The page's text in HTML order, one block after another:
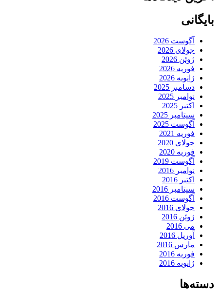
بایگانی
آگوست 2026
جولای 2026
ژوئن 2026
فوریه 2026
ژانویه 2026
دسامبر 2025
نوامبر 2025
اکتبر 2025
سپتامبر 2025
آگوست 2025
فوریه 2021
جولای 2020
فوریه 2020
آگوست 2019
نوامبر 2016
اکتبر 2016
سپتامبر 2016
آگوست 2016
جولای 2016
ژوئن 2016
می 2016
آوریل 2016
مارس 2016
فوریه 2016
ژانویه 2016
دسته‌ها